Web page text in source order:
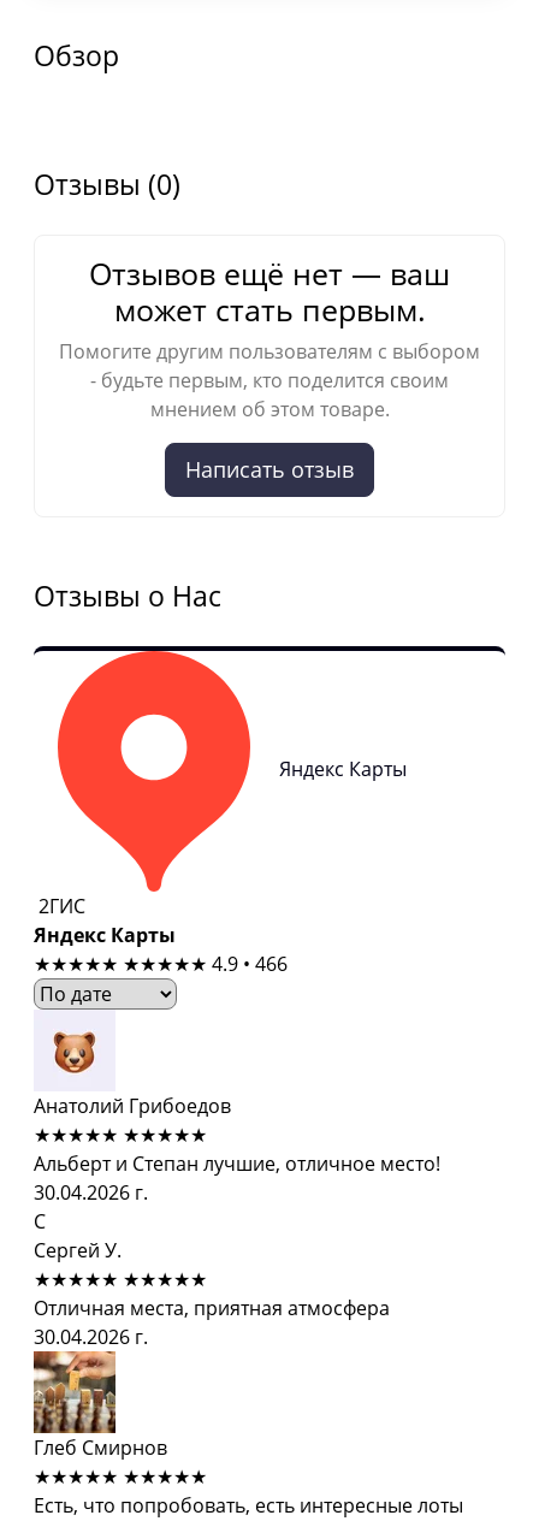
Обзор
Отзывы (0)
Отзывов ещё нет — ваш
может стать первым.
Помогите другим пользователям с выбором
- будьте первым, кто поделится своим
мнением об этом товаре.
Написать отзыв
Отзывы о Нас
Яндекс Карты
2ГИС
Яндекс Карты
★★★★★ ★★★★★ 4.9 • 466
Анатолий Грибоедов
★★★★★ ★★★★★
Альберт и Степан лучшие, отличное место!
30.04.2026 г.
С
Сергей У.
★★★★★ ★★★★★
Отличная места, приятная атмосфера
30.04.2026 г.
Глеб Смирнов
★★★★★ ★★★★★
Есть, что попробовать, есть интересные лоты